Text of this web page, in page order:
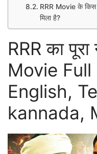
RRR Movie के
मिला है?
RRR का
Movie
English,
kannada,